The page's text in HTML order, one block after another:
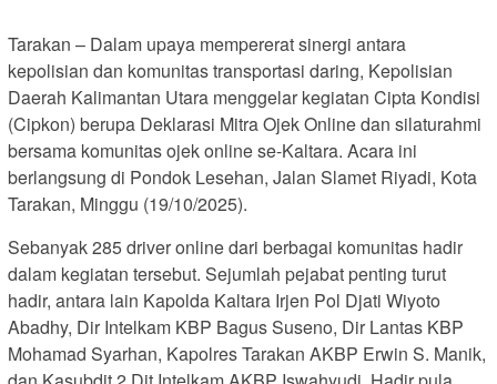
Tarakan – Dalam upaya mempererat sinergi antara
kepolisian dan komunitas transportasi daring, Kepolisian
Daerah Kalimantan Utara menggelar kegiatan Cipta Kondisi
(Cipkon) berupa Deklarasi Mitra Ojek Online dan silaturahmi
bersama komunitas ojek online se-Kaltara. Acara ini
berlangsung di Pondok Lesehan, Jalan Slamet Riyadi, Kota
Tarakan, Minggu (19/10/2025).
Sebanyak 285 driver online dari berbagai komunitas hadir
dalam kegiatan tersebut. Sejumlah pejabat penting turut
hadir, antara lain Kapolda Kaltara Irjen Pol Djati Wiyoto
Abadhy, Dir Intelkam KBP Bagus Suseno, Dir Lantas KBP
Mohamad Syarhan, Kapolres Tarakan AKBP Erwin S. Manik,